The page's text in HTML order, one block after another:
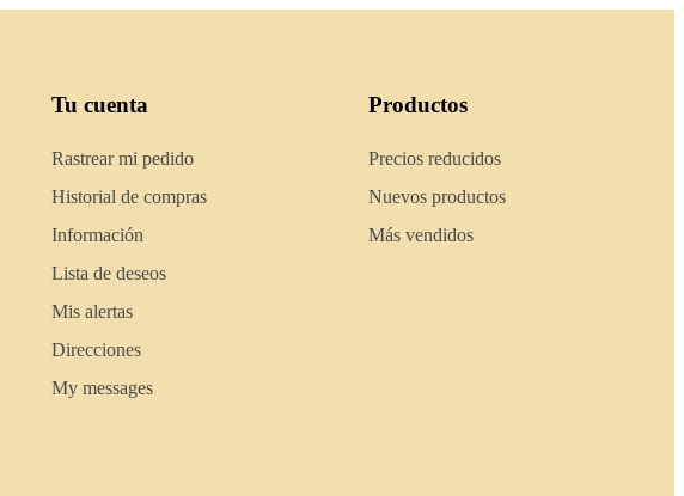
Tu cuenta
Rastrear mi pedido
Historial de compras
Información
Lista de deseos
Mis alertas
Direcciones
My messages
Productos
Precios reducidos
Nuevos productos
Más vendidos